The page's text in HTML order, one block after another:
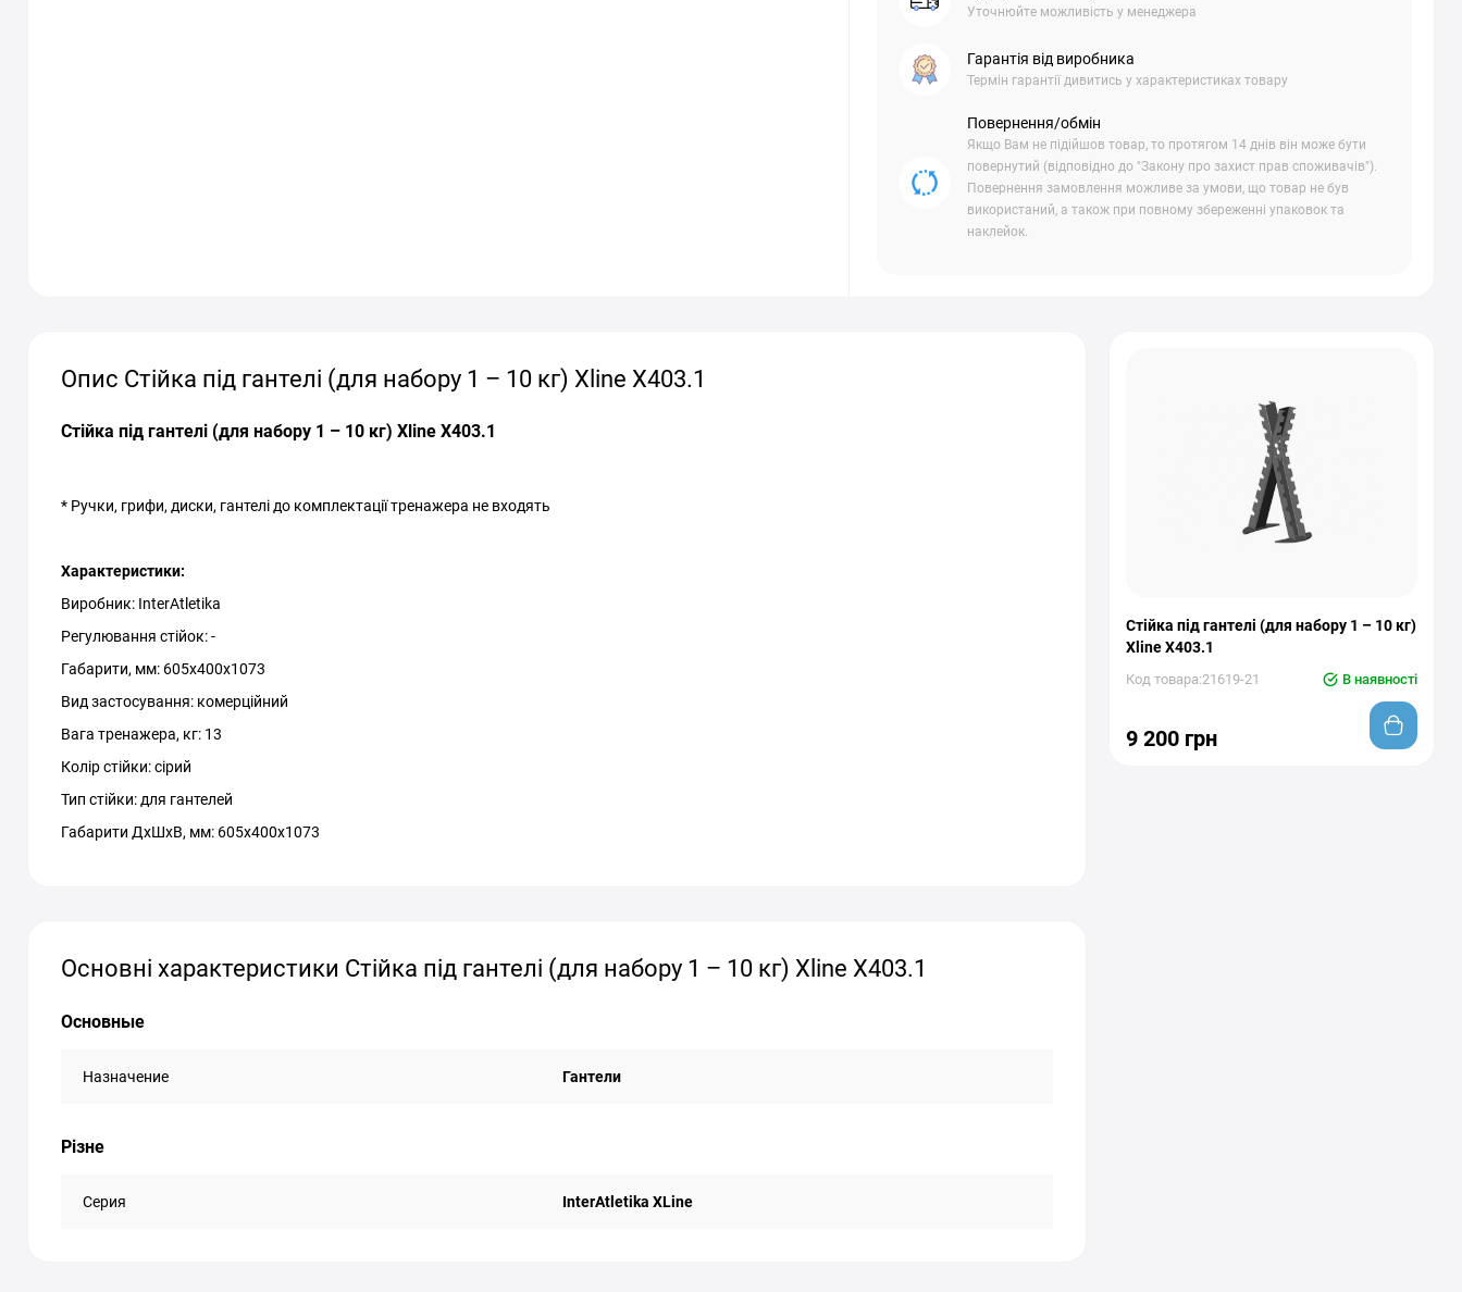
Уточнюйте можливість у менеджера
Гарантія від виробника
Термін гарантії дивитись у характеристиках товару
Повернення/обмін
Якщо Вам не підійшов товар, то протягом 14 днів він може бути
повернутий (відповідно до "Закону про захист прав споживачів").
Повернення замовлення можливе за умови, що товар не був
використаний, а також при повному збереженні упаковок та
наклейок.
Опис Стійка під гантелі (для набору 1 – 10 кг) Xline X403.1
Стійка під гантелі (для набору 1 – 10 кг) Xline X403.1
* Ручки, грифи, диски, гантелі до комплектації тренажера не входять
Характеристики:
Виробник: InterAtletika
Регулювання стійок: -
Габарити, мм: 605x400x1073
Вид застосування: комерційний
Вага тренажера, кг: 13
Колір стійки: сірий
Тип стійки: для гантелей
Габарити ДхШхВ, мм: 605x400x1073
Основні характеристики Стійка під гантелі (для набору 1 – 10 кг) Xline X403.1
Основные
Назначение Гантели
Різне
Серия InterAtletika XLine
Стійка під гантелі (для набору 1 – 10 кг)
Xline X403.1
Код товара:21619-21 В наявності
9 200 грн